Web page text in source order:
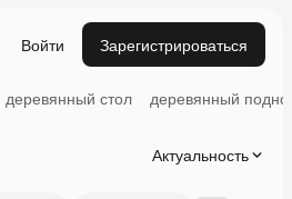
Войти Зарегистрироваться
деревянный стол деревянный
Актуальность